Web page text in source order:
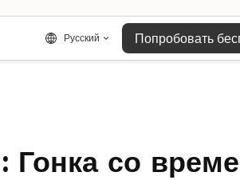
Русский Попробовать
со